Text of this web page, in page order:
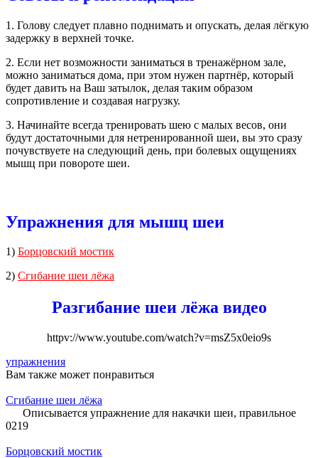
1. Голову следует плавно поднимать и опускать, делая лёгкую
задержку в верхней точке.
2. Если нет возможности заниматься в тренажёрном зале,
можно заниматься дома, при этом нужен партнёр, который
будет давить на Ваш затылок, делая таким образом
сопротивление и создавая нагрузку.
3. Начинайте всегда тренировать шею с малых весов, они
будут достаточными для нетренированной шеи, вы это сразу
почувствуете на следующий день, при болевых ощущениях
мышц при повороте шеи.
Упражнения для мышц шеи
1) Борцовский мостик
2) Сгибание шеи лёжа
Разгибание шеи лёжа видео
httpv://www.youtube.com/watch?v=msZ5x0eio9s
упражнения
Вам также может понравиться
Сгибание шеи лёжа
Описывается упражнение для накачки шеи, правильное
0219
Борцовский мостик